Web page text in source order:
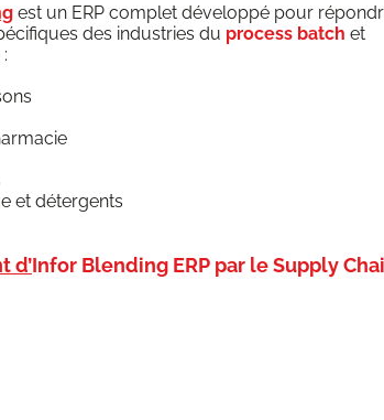
est un ERP com­plet déve­lop­pé pour
des indus­tries du pro­cess batch et
et détergents
d’Infor Blen­ding ERP par le Sup­ply